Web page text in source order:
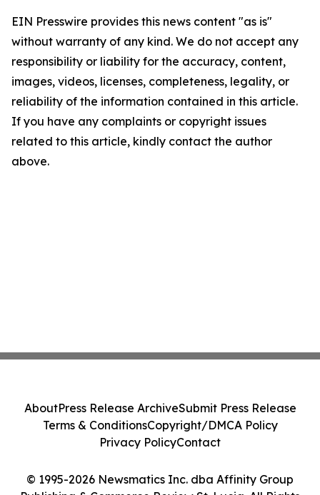
EIN Presswire provides this news content "as is"
without warranty of any kind. We do not accept any
responsibility or liability for the accuracy, content,
images, videos, licenses, completeness, legality, or
reliability of the information contained in this article.
If you have any complaints or copyright issues
related to this article, kindly contact the author
above.
© 1995-2026 Newsmatics Inc. dba Affinity Group
AboutPress Release ArchiveSubmit Press Release
Terms & ConditionsCopyright/DMCA Policy
Privacy PolicyContact